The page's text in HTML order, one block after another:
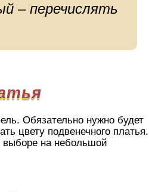
– перечислять
Обязательно нужно будет
цвету подвенечного платья.
выборе на небольшой